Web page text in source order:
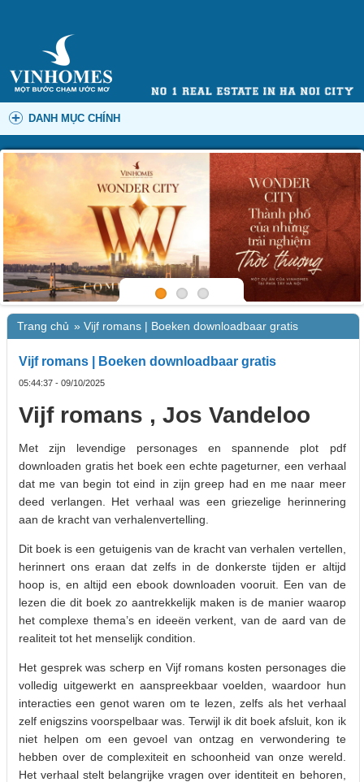
DANH MỤC CHÍNH
Trang chủ » Vijf romans | Boeken downloadbaar gratis
Vijf romans | Boeken downloadbaar gratis
05:44:37 - 09/10/2025
Vijf romans , Jos Vandeloo
Met zijn levendige personages en spannende plot pdf
downloaden gratis het boek een echte pageturner, een verhaal
dat me van begin tot eind in zijn greep had en me naar meer
deed verlangen. Het verhaal was een griezelige herinnering
aan de kracht van verhalenvertelling.
Dit boek is een getuigenis van de kracht van verhalen vertellen,
herinnert ons eraan dat zelfs in de donkerste tijden er altijd
hoop is, en altijd een ebook downloaden vooruit. Een van de
lezen die dit boek zo aantrekkelijk maken is de manier waarop
het complexe thema’s en ideeën verkent, van de aard van de
realiteit tot het menselijk condition.
Het gesprek was scherp en Vijf romans kosten personages die
volledig uitgewerkt en aanspreekbaar voelden, waardoor hun
interacties een genot waren om te lezen, zelfs als het verhaal
zelf enigszins voorspelbaar was. Terwijl ik dit boek afsluit, kon ik
niet helpen om een gevoel van ontzag en verwondering te
hebben over de complexiteit en schoonheid van onze wereld.
Het verhaal stelt belangrijke vragen over identiteit en behoren,